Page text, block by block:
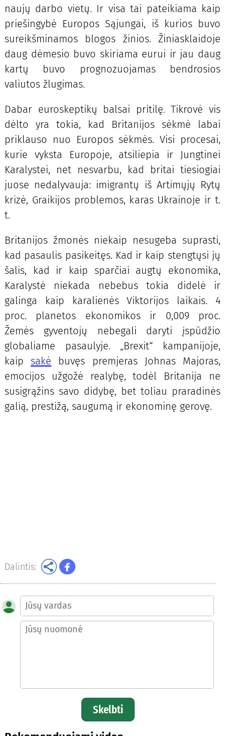
naujų darbo vietų. Ir visa tai pateikiama kaip
priešingybė Europos Sąjungai, iš kurios buvo
sureikšminamos blogos žinios. Žiniasklaidoje
daug dėmesio buvo skiriama eurui ir jau daug
kartų buvo prognozuojamas bendrosios
valiutos žlugimas.
Dabar euroskeptikų balsai pritilę. Tikrovė vis
dėlto yra tokia, kad Britanijos sėkmė labai
priklauso nuo Europos sėkmės. Visi procesai,
kurie vyksta Europoje, atsiliepia ir Jungtinei
Karalystei, net nesvarbu, kad britai tiesiogiai
juose nedalyvauja: imigrantų iš Artimųjų Rytų
krizė, Graikijos problemos, karas Ukrainoje ir t.
t.
Britanijos žmonės niekaip nesugeba suprasti,
kad pasaulis pasikeitęs. Kad ir kaip stengtųsi jų
šalis, kad ir kaip sparčiai augtų ekonomika,
Karalystė niekada nebebus tokia didelė ir
galinga kaip karalienės Viktorijos laikais. 4
proc. planetos ekonomikos ir 0,009 proc.
Žemės gyventojų nebegali daryti įspūdžio
globaliame pasaulyje. „Brexit“ kampanijoje,
kaip sakė buvęs premjeras Johnas Majoras,
emocijos užgožė realybę, todėl Britanija ne
susigrąžins savo didybę, bet toliau praradinės
galią, prestižą, saugumą ir ekonominę gerovę.
Dalintis:
Skelbti